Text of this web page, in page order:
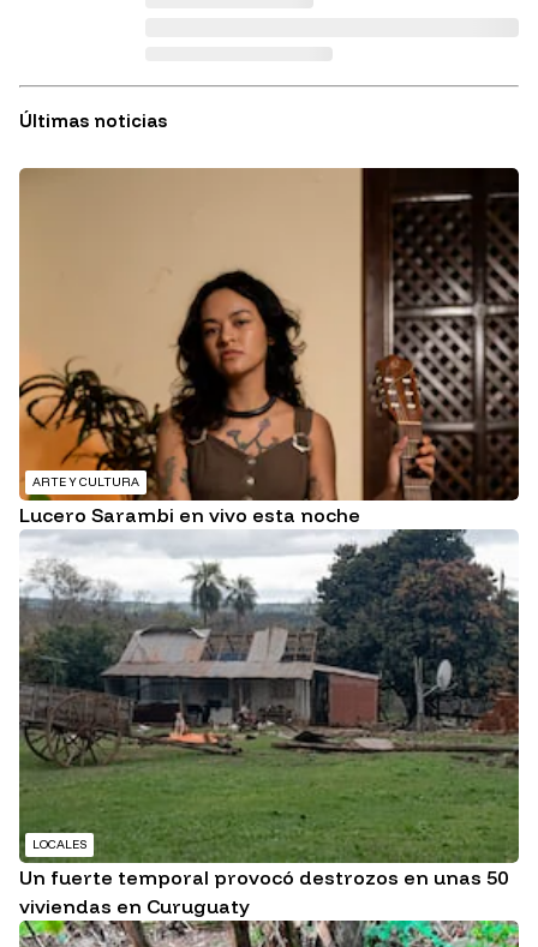
Últimas noticias
ARTE Y CULTURA
Lucero Sarambi en vivo esta noche
LOCALES
Un fuerte temporal provocó destrozos en unas 50
viviendas en Curuguaty